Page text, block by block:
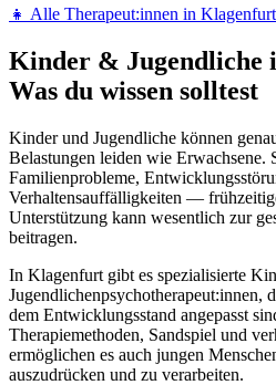
👧 Alle Therapeut:innen in Klagenfurt
Kinder & Jugendliche
Was du wissen solltest
Kinder und Jugendliche können
Belastungen leiden wie Erwachsene.
Familienprobleme,
Verhaltensauffälligkeiten —
Unterstützung kann wesentlich zur
beitragen.
In Klagenfurt gibt es spezialisierte
Jugendlichenpsychotherapeut:innen,
dem Entwicklungsstand angepasst
Therapiemethoden, Sandspiel und
ermöglichen es auch jungen
auszudrücken und zu verarbeiten.